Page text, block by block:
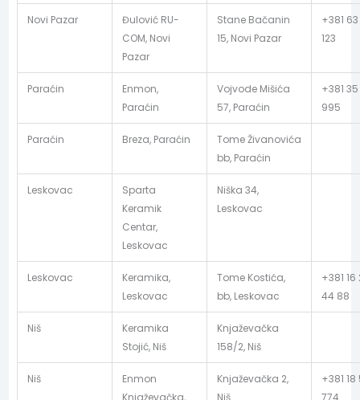
Novi Pazar
Đulović RU-
COM, Novi
Pazar
Stane Bačanin
15, Novi Pazar
+381
123
Paraćin
Enmon,
Paraćin
Vojvode Mišića
57, Paraćin
+381
995
Paraćin Breza, Paraćin
Tome Živanovića
bb, Paraćin
Leskovac
Sparta
Keramik
Centar,
Leskovac
Niška 34,
Leskovac
Leskovac
Keramika,
Leskovac
Tome Kostića,
bb, Leskovac
+381 16
44 88
Niš
Keramika
Stojić, Niš
Knjaževačka
158/2, Niš
Niš
Enmon
Knjaževačka,
Knjaževačka 2,
Niš
+381
774